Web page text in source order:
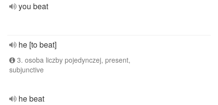
you beat
he [to beat]
3. osoba liczby pojedynczej, present,
subjunctive
he beat